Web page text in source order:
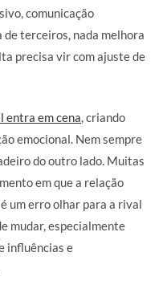
comunicação
terceiros, nada melhora
precisa vir com ajuste de
entra em cena, criando
emocional. Nem sempre
do outro lado. Muitas
em que a relação
um erro olhar para a rival
mudar, especialmente
influências e